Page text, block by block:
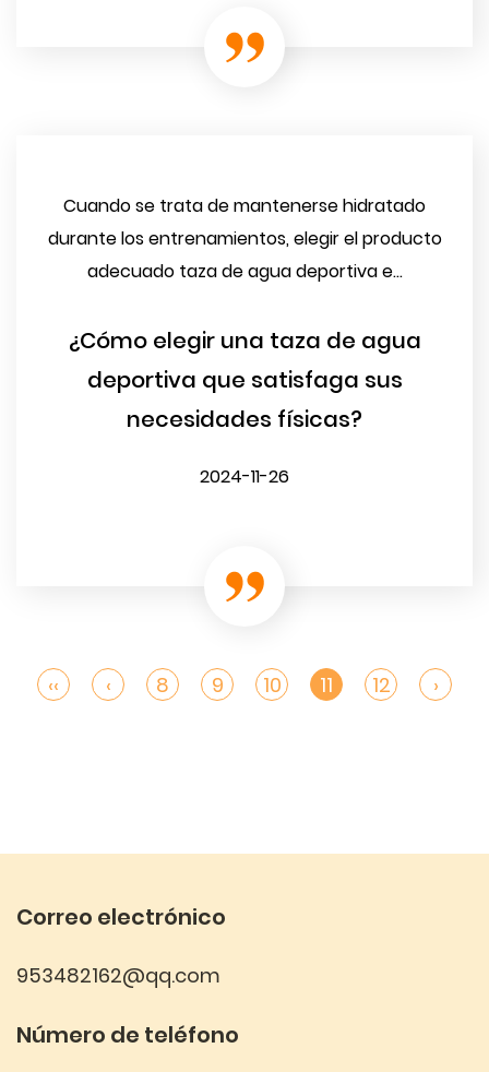
Cuando se trata de mantenerse hidratado
durante los entrenamientos, elegir el producto
adecuado taza de agua deportiva e...
¿Cómo elegir una taza de agua
deportiva que satisfaga sus
necesidades físicas?
2024-11-26
‹‹ ‹ 8 9 10 11 12 ›
Correo electrónico
953482162@qq.com
Número de teléfono